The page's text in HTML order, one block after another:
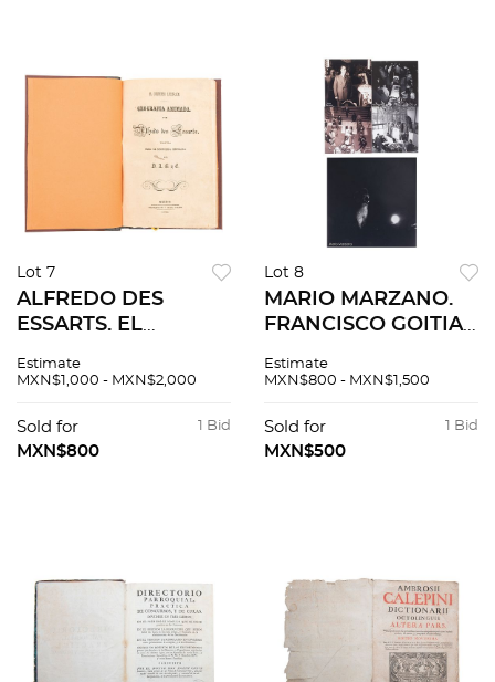
Lot 7
ALFREDO DES
ESSARTS. EL
ILUSTRADO.
ANIMADA MÉXICO,
1852. 20 litografías.
Estimate
MXN$1,000 - MXN$2,000
1 Bid
Sold for
MXN$800
Lot 8
MARIO MARZANO.
FRANCISCO GOITIA /
RIVERA Fotografías
Sello de propiedad al
reverso. Pzs 5
Estimate
MXN$800 - MXN$1,500
1 Bid
Sold for
MXN$500